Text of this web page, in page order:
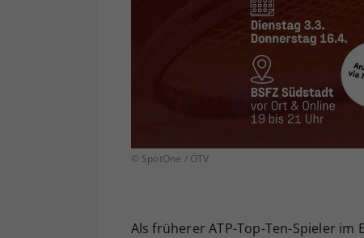
© SpotOne / ÖTV
Als früherer ATP-Top-Ten-Spieler